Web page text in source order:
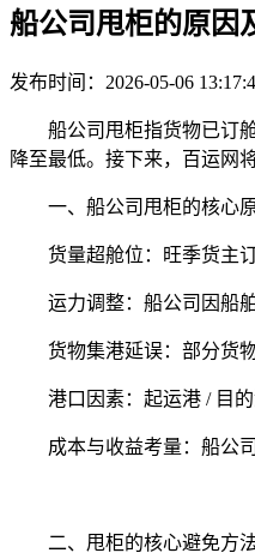
船公司甩柜的原因
发布时间：2026-05-06
船公司甩柜指货物已订舱
降至最低。接下来，百运网
一、船公司甩柜的核心
货量超舱位：旺季货主订
运力调整：船公司因船舶
货物集港延误：部分货物
港口因素：起运港 / 目的
成本与收益考量：船公司
二、甩柜的核心避免方